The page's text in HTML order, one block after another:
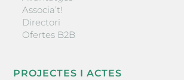
Associa’t!
Directori
Ofertes B2B
PROJECTES I ACTES